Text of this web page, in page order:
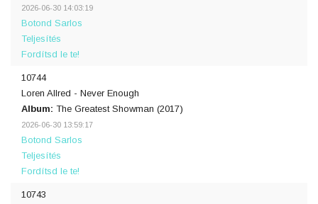
2026-06-30 14:03:19
Botond Sarlos
Teljesítés
Fordítsd le te!
10744
Loren Allred - Never Enough
Album: The Greatest Showman (2017)
2026-06-30 13:59:17
Botond Sarlos
Teljesítés
Fordítsd le te!
10743